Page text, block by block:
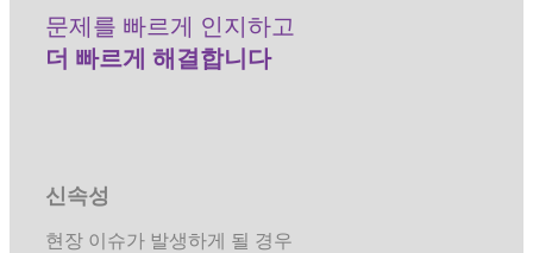
문제를 빠르게 인지하고
더 빠르게 해결합니다
신속성
현장 이슈가 발생하게 될 경우